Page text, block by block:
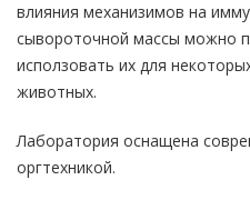
влияния механизимов на
сывороточной массы можно
исползовать их для
животных.
Лаборатория оснащена
оргтехникой.